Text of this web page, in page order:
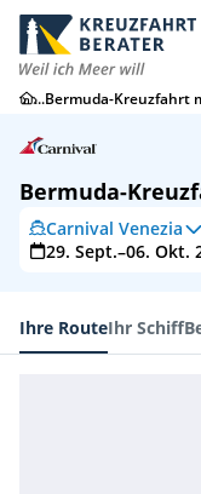
...Bermuda-Kreuzfahrt
Bermuda-
Carnival Venezia
29. Sept.–06. Okt.
Ihre RouteIhr Schiff